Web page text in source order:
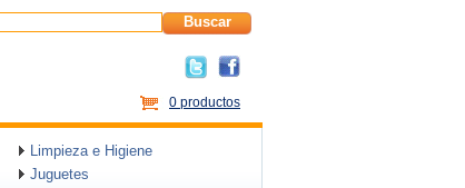
Buscar
0 productos
Limpieza e Higiene
Juguetes